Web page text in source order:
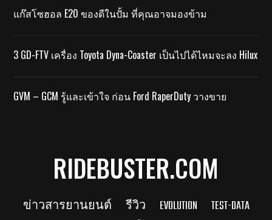
แก๊สโซฮอล E20 ของดีในปั้ม ที่คุณอาจมองข้าม
3 GD-FTV เครื่อง Toyota Dyna-Coaster เป็นไปได้ไหมจะลง Hilux
GVM – GCM รู้และเข้าใจ ก่อน Ford RaperDuty วางขาย
RIDEBUSTER.COM
ข่าวสารยานยนต์ รีวิว EVOLUTION
TEST-DATA